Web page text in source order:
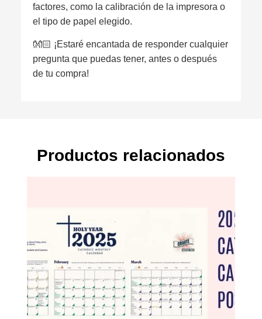
factores, como la calibración de la impresora o
el tipo de papel elegido.
👐🏻 ¡Estaré encantada de responder cualquier
pregunta que puedas tener, antes o después
de tu compra!
Productos relacionados